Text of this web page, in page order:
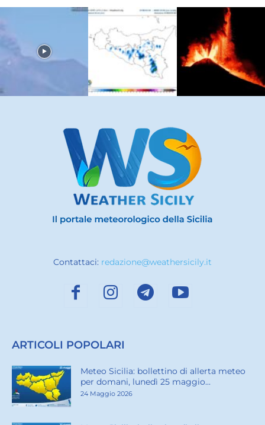
Contattaci: redazione@weathersicily.it
ARTICOLI POPOLARI
Meteo Sicilia: bollettino di allerta meteo
per domani, lunedì 25 maggio...
24 Maggio 2026